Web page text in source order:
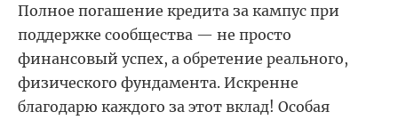
Полное погашение кредита за кампус при
поддержке сообщества — не просто
финансовый успех, а обретение реального,
физического фундамента. Искренне
благодарю каждого за этот вклад! Особая